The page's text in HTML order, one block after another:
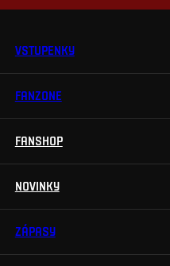
VSTUPENKY
Vstupenky
Handicapovaní fanoušci
FANZONE
Sparta UNLIMITED.
Televizní aplikace
FANSHOP
NOVINKY
ZÁPASY